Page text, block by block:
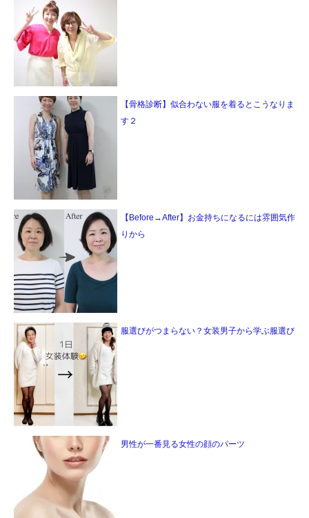
【骨格診断】似合わない服を着るとこうなりま
す２
【Before→After】お金持ちになるには雰囲気作
りから
服選びがつまらない？女装男子から学ぶ服選び
男性が一番見る女性の顔のパーツ